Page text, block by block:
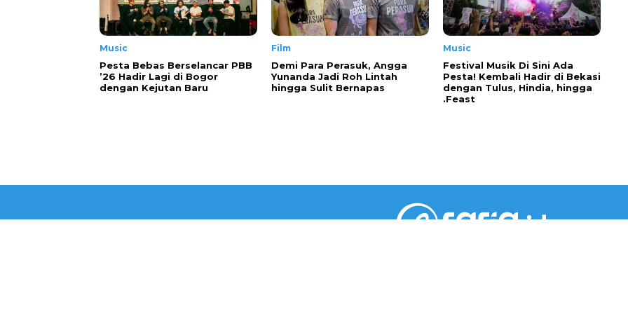
Music
Pesta Bebas Berselancar PBB
’26 Hadir Lagi di Bogor
dengan Kejutan Baru
Film
Demi Para Perasuk, Angga
Yunanda Jadi Roh Lintah
hingga Sulit Bernapas
Music
Festival Musik Di Sini Ada
Pesta! Kembali Hadir di Bekasi
dengan Tulus, Hindia, hingga
.Feast